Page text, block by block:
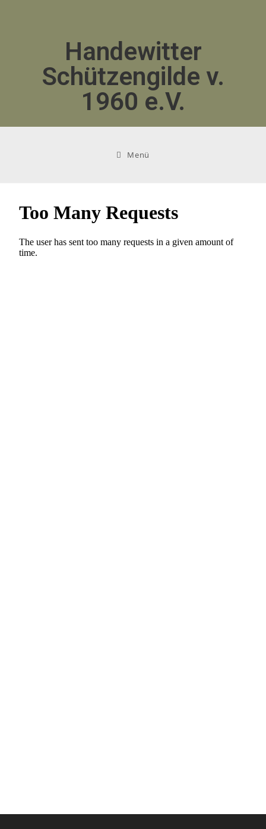
Handewitter
Schützengilde v.
1960 e.V.
Menü